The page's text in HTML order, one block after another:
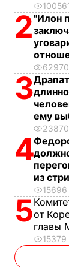
2"Илон
62970
3
ему
23870
4
из
15696
5от
главы
15379